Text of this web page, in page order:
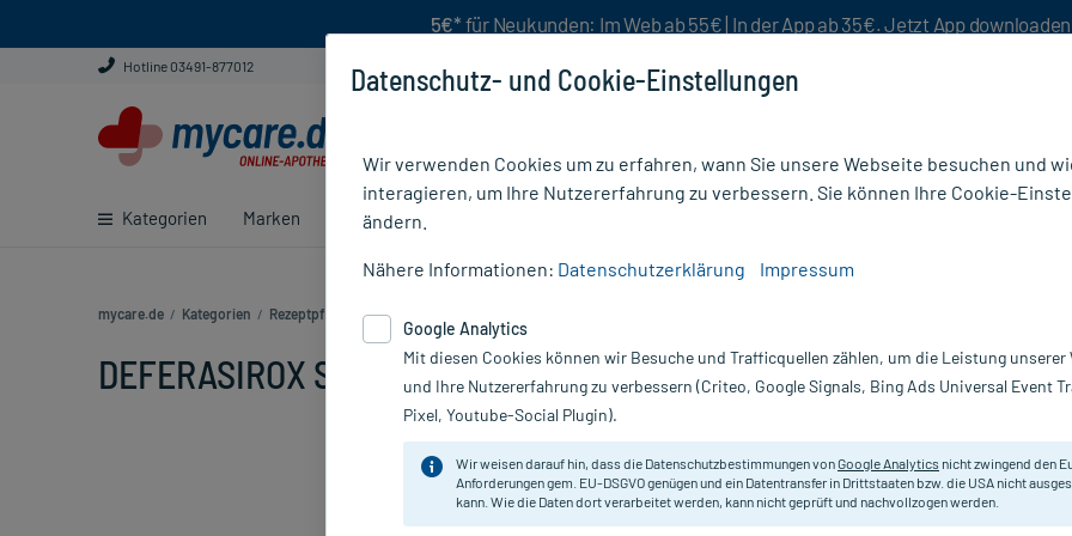
5€* für Neukunden: Im Web ab 55€ | In der App ab 35€. Jetzt App downloaden
Hotline 03491-877012
Kategorien Marken Ratgeber
mycare.de / Kategorien / Rezeptpflichtige Medikamente
DEFERASIROX STADA360MG FTA, 300 St DEFERASIROX STADA 360 mg
Inhalt:
PZN:
Hersteller:
Datenschutz- und Cookie-Einstellungen
Wir verwenden Cookies um zu erfahren, wann Sie unsere Webseite besuchen und
interagieren, um Ihre Nutzererfahrung zu verbessern. Sie können Ihre Cookie-
ändern.
Nähere Informationen: Datenschutzerklärung Impressum
Google Analytics
Mit diesen Cookies können wir Besuche und Trafficquellen zählen, um die Leistung unserer
und Ihre Nutzererfahrung zu verbessern (Criteo, Google Signals, Bing Ads Universal Event
Pixel, Youtube-Social Plugin).
Wir weisen darauf hin, dass die Datenschutzbestimmungen vonGoogle Analytics nicht zwingend den
Anforderungen gem. EU-DSGVO genügen und ein Datentransfer in Drittstaaten bzw. die USA nicht
kann. Wie die Daten dort verarbeitet werden, kann nicht geprüft und nachvollzogen werden.